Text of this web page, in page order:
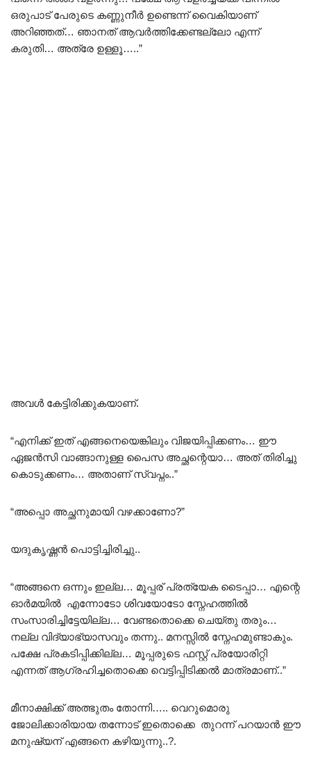
ഒരുപാട് പേരുടെ കണ്ണുനീർ ഉണ്ടെന്ന് വൈകിയാണ്
അറിഞ്ഞത്… ഞാനത് ആവർത്തിക്കേണ്ടല്ലോ എന്ന്
കരുതി… അത്രേ ഉള്ളൂ…..”
അവൾ കേട്ടിരിക്കുകയാണ്.
“എനിക്ക് ഇത് എങ്ങനെയെങ്കിലും വിജയിപ്പിക്കണം… ഈ
ഏജൻസി വാങ്ങാനുള്ള പൈസ അച്ഛന്റെയാ… അത് തിരിച്ചു
കൊടുക്കണം… അതാണ് സ്വപ്നം..”
“അപ്പൊ അച്ഛനുമായി വഴക്കാണോ?”
യദുകൃഷ്ണൻ പൊട്ടിച്ചിരിച്ചു..
“അങ്ങനെ ഒന്നും ഇല്ല… മൂപ്പര് പ്രത്യേക ടൈപ്പാ… എന്റെ
ഓർമയിൽ എന്നോടോ ശിവയോടോ സ്നേഹത്തിൽ
സംസാരിച്ചിട്ടേയില്ല… വേണ്ടതൊക്കെ ചെയ്തു തരും…
നല്ല വിദ്യാഭ്യാസവും തന്നു.. മനസ്സിൽ സ്നേഹമുണ്ടാകും.
പക്ഷേ പ്രകടിപ്പിക്കില്ല… മൂപ്പരുടെ ഫസ്റ്റ് പ്രയോരിറ്റി
എന്നത് ആഗ്രഹിച്ചതൊക്കെ വെട്ടിപ്പിടിക്കൽ മാത്രമാണ്..”
മീനാക്ഷിക്ക് അത്ഭുതം തോന്നി….. വെറുമൊരു
ജോലിക്കാരിയായ തന്നോട് ഇതൊക്കെ തുറന്ന് പറയാൻ ഈ
മനുഷ്യന് എങ്ങനെ കഴിയുന്നു..?.